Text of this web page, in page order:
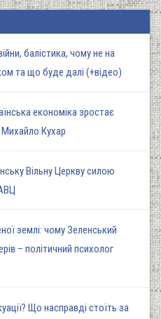
балістика, чому не на
та що буде далі (+відео)
економіка зростає
Михайло Кухар
Вільну Церкву силою
землі: чому Зеленський
– політичний психолог
Що насправді стоїть за